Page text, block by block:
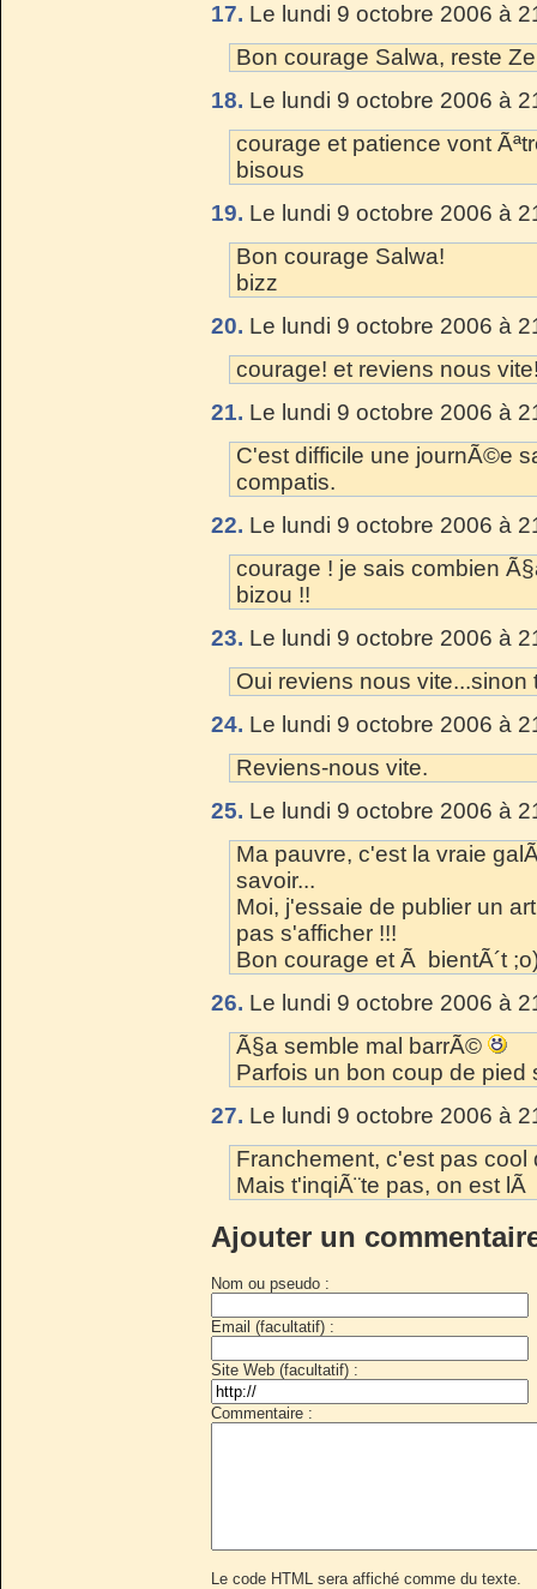
17. Le lundi 9 octobre 2006 à
Bon courage Salwa, reste
18. Le lundi 9 octobre 2006 à
courage et patience vont
bisous
19. Le lundi 9 octobre 2006 à
Bon courage Salwa!
bizz
20. Le lundi 9 octobre 2006 à
courage! et reviens nous
21. Le lundi 9 octobre 2006 à
C'est difficile une journÃ©e
compatis.
22. Le lundi 9 octobre 2006 à
courage ! je sais combien
bizou !!
23. Le lundi 9 octobre 2006 à
Oui reviens nous
24. Le lundi 9 octobre 2006 à
Reviens-nous vite.
25. Le lundi 9 octobre 2006 à
Ma pauvre, c'est la vraie
savoir...
Moi, j'essaie de publier un
pas s'afficher !!!
Bon courage et Ã bientÃ´t
26. Le lundi 9 octobre 2006 à
Ã§a semble mal barrÃ©
Parfois un bon coup de pied
27. Le lundi 9 octobre 2006 à
Franchement, c'est pas cool
Mais t'inqiÃ¨te pas, on est
Ajouter un
Nom ou pseudo :
Email (facultatif) :
Site Web (facultatif) :
Commentaire :
Le code HTML sera affiché comme du texte.